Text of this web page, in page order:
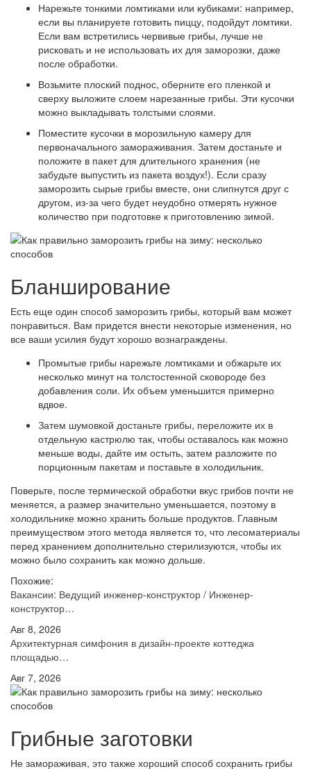
Нарежьте тонкими ломтиками или кубиками: например,
если вы планируете готовить пиццу, подойдут ломтики.
Если вам встретились червивые грибы, лучше не
рисковать и не использовать их для заморозки, даже
после обработки.
Возьмите плоский поднос, оберните его пленкой и
сверху выложите слоем нарезанные грибы. Эти кусочки
можно выкладывать толстыми слоями.
Поместите кусочки в морозильную камеру для
первоначального замораживания. Затем достаньте и
положите в пакет для длительного хранения (не
забудьте выпустить из пакета воздух!). Если сразу
заморозить сырые грибы вместе, они слипнутся друг с
другом, из-за чего будет неудобно отмерять нужное
количество при подготовке к приготовлению зимой.
Бланширование
Есть еще один способ заморозить грибы, который вам может
понравиться. Вам придется внести некоторые изменения, но
все ваши усилия будут хорошо вознаграждены.
Промытые грибы нарежьте ломтиками и обжарьте их
несколько минут на толстостенной сковороде без
добавления соли. Их объем уменьшится примерно
вдвое.
Затем шумовкой достаньте грибы, переложите их в
отдельную кастрюлю так, чтобы оставалось как можно
меньше воды, дайте им остыть, затем разложите по
порционным пакетам и поставьте в холодильник.
Поверьте, после термической обработки вкус грибов почти не
меняется, а размер значительно уменьшается, поэтому в
холодильнике можно хранить больше продуктов. Главным
преимуществом этого метода является то, что лесоматериалы
перед хранением дополнительно стерилизуются, чтобы их
можно было сохранить как можно дольше.
Похожие:
Вакансии: Ведущий инженер-конструктор / Инженер-
конструктор…
Авг 8, 2026
Архитектурная симфония в дизайн-проекте коттеджа
площадью…
Авг 7, 2026
Грибные заготовки
Не замораживая, это также хороший способ сохранить грибы